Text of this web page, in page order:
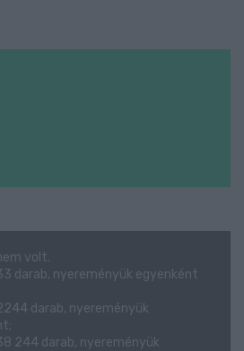
volt.
darab, nyereményük egyenként
darab, nyereményük
244 darab, nyereményük